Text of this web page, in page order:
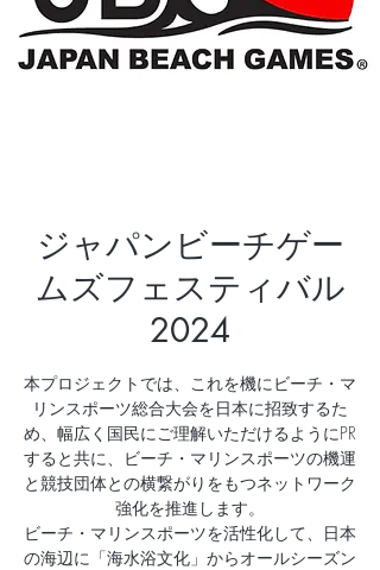
ジャパンビーチゲー
ムズフェスティバル
2024
本プロジェクトでは、これを機にビーチ・マ
リンスポーツ総合大会を日本に招致するた
め、幅広く国民にご理解いただけるようにPR
すると共に、ビーチ・マリンスポーツの機運
と競技団体との横繋がりをもつネットワーク
強化を推進します。
ビーチ・マリンスポーツを活性化して、日本
の海辺に「海水浴文化」からオールシーズン